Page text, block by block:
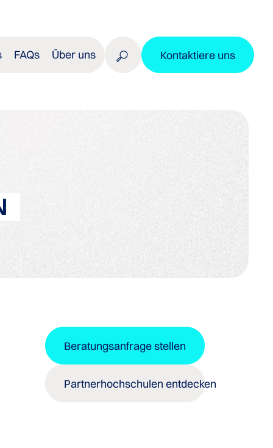
FAQs Über uns Kontaktiere uns
Beratungsanfrage stellen
Partnerhochschulen entdecken